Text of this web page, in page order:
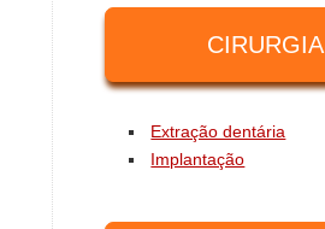
CIRURGIA
Extração dentária
Implantação